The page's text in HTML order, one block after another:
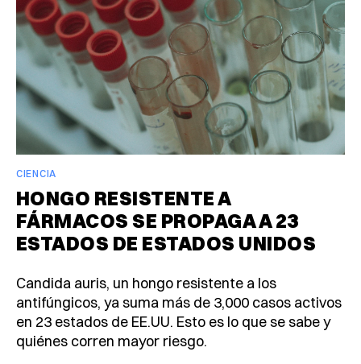
CIENCIA
HONGO RESISTENTE A
FÁRMACOS SE PROPAGA A 23
ESTADOS DE ESTADOS UNIDOS
Candida auris, un hongo resistente a los
antifúngicos, ya suma más de 3,000 casos activos
en 23 estados de EE.UU. Esto es lo que se sabe y
quiénes corren mayor riesgo.